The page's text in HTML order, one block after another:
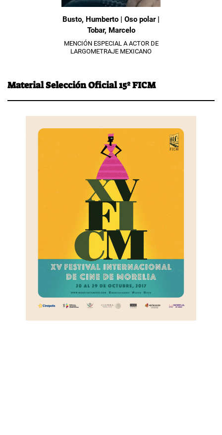
Busto, Humberto | Oso polar |
Tobar, Marcelo
MENCIÓN ESPECIAL A ACTOR DE
LARGOMETRAJE MEXICANO
Material Selección Oficial 15º FICM